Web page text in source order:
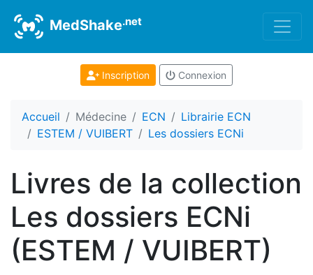
MedShake.net
Inscription Connexion
Accueil Médecine ECN
Librairie ECN
ESTEM / VUIBERT
Les dossiers ECNi
Livres de la collection
Les dossiers ECNi
(ESTEM / VUIBERT)